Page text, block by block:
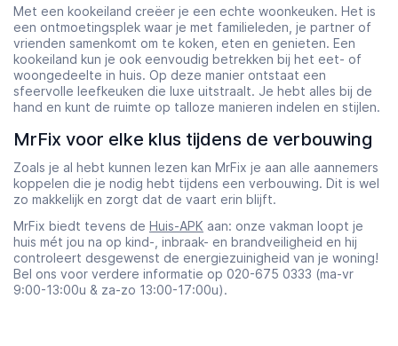
Met een kookeiland creëer je een echte woonkeuken. Het is
een ontmoetingsplek waar je met familieleden, je partner of
vrienden samenkomt om te koken, eten en genieten. Een
kookeiland kun je ook eenvoudig betrekken bij het eet- of
woongedeelte in huis. Op deze manier ontstaat een
sfeervolle leefkeuken die luxe uitstraalt. Je hebt alles bij de
hand en kunt de ruimte op talloze manieren indelen en stijlen.
MrFix voor elke klus tijdens de verbouwing
Zoals je al hebt kunnen lezen kan MrFix je aan alle aannemers
koppelen die je nodig hebt tijdens een verbouwing. Dit is wel
zo makkelijk en zorgt dat de vaart erin blijft.
MrFix biedt tevens de Huis-APK aan: onze vakman loopt je
huis mét jou na op kind-, inbraak- en brandveiligheid en hij
controleert desgewenst de energiezuinigheid van je woning!
Bel ons voor verdere informatie op 020-675 0333 (ma-vr
9:00-13:00u & za-zo 13:00-17:00u).